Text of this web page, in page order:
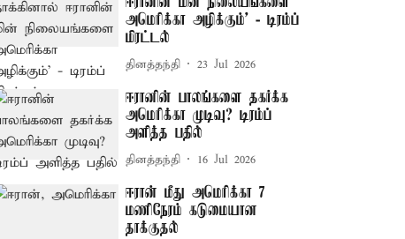
அமெரிக்கா அழிக்கும்’ - டிரம்ப்
மிரட்டல்
தினத்தந்தி 23 Jul 2026
ஈரானின் பாலங்களை தகர்க்க
அமெரிக்கா முடிவு? டிரம்ப்
அளித்த பதில்
தினத்தந்தி 16 Jul 2026
ஈரான் மீது அமெரிக்கா 7
மணிநேரம் கடுமையான
தாக்குதல்